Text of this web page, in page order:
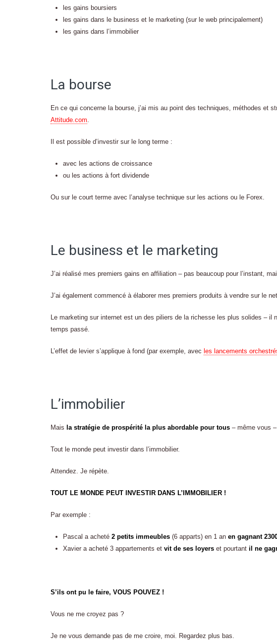
les gains boursiers
les gains dans le business et le marketing (sur le web principalement)
les gains dans l’immobilier
La bourse
En ce qui concerne la bourse, j’ai mis au point des techniques, méthodes et
Attitude.com.
Il est possible d’investir sur le long terme :
avec les actions de croissance
ou les actions à fort dividende
Ou sur le court terme avec l’analyse technique sur les actions ou le Forex.
Le business et le marketing
J’ai réalisé mes premiers gains en affiliation – pas beaucoup pour l’instant,
J’ai également commencé à élaborer mes premiers produits à vendre sur le
Le marketing sur internet est un des piliers de la richesse les plus solides – il
temps passé.
L’effet de levier s’applique à fond (par exemple, avec les lancements
L’immobilier
Mais la stratégie de prospérité la plus abordable pour tous – même vous –
Tout le monde peut investir dans l’immobilier.
Attendez. Je répète.
TOUT LE MONDE PEUT INVESTIR DANS L’IMMOBILIER !
Par exemple :
Pascal a acheté 2 petits immeubles (6 apparts) en 1 an en gagnant
Xavier a acheté 3 appartements et vit de ses loyers et pourtant il ne
S’ils ont pu le faire, VOUS POUVEZ !
Vous ne me croyez pas ?
Je ne vous demande pas de me croire, moi. Regardez plus bas.